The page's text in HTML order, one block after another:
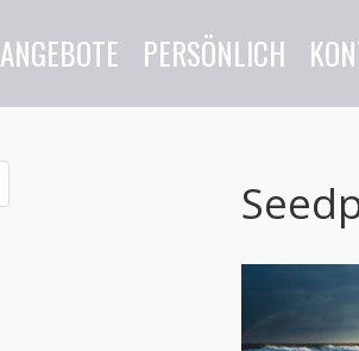
ANGEBOTE PERSÖNLICH